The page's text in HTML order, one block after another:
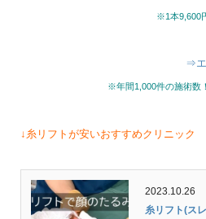
※1本9,600
⇒エ
※年間1,000件の施術数
↓糸リフトが安いおすすめクリニック
2023.10.26
糸リフト(ス